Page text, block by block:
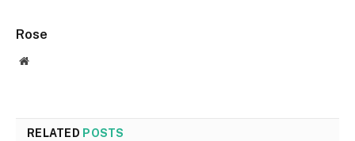
Rose
Website
RELATED POSTS